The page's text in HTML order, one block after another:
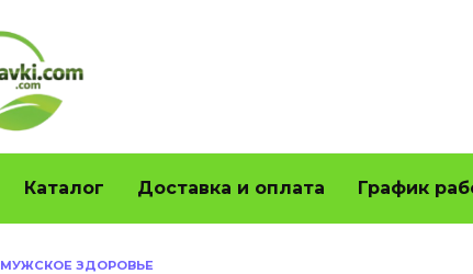
Каталог Доставка и оплата График
МУЖСКОЕ ЗДОРОВЬЕ